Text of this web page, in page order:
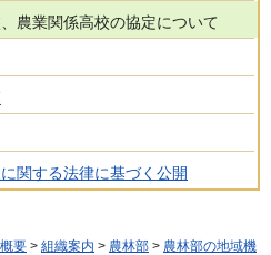
農業関係高校の協定について
関する法律に基づく公開
要 > 組織案内 > 農林部 > 農林部の地域機